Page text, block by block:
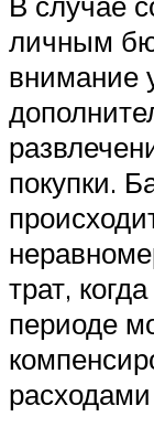
личным
внимание
покупки.
трат,
периоде